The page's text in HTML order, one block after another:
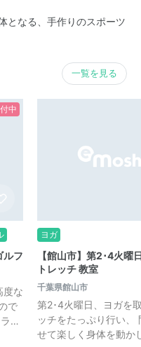
となる、手作りのスポーツ
一覧を見る
中
ルフ
度な
で
ラ…
ヨガ
【館山市】第2･4火曜
トレッチ 教室
千葉県館山市
第2･4火曜日、ヨガを
ッチをたっぷり行い、
せて楽しく身体を動か